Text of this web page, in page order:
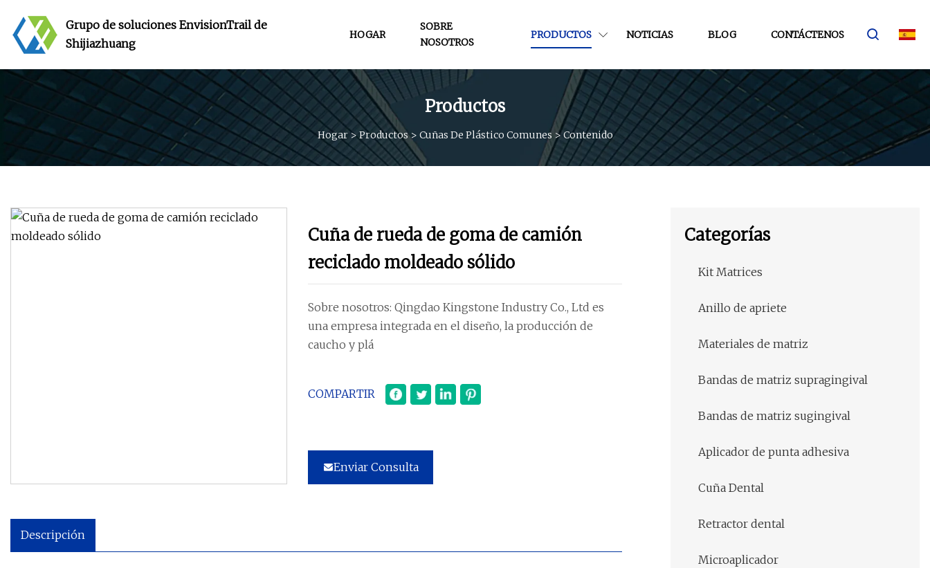
Grupo de soluciones EnvisionTrail de
Shijiazhuang
HOGAR
SOBRE
NOSOTROS
PRODUCTOS NOTICIAS BLOG CONTÁCTENOS
Productos
Hogar>Productos> Cuñas De Plástico Comunes >Contenido
Cuña de rueda de goma de camión
reciclado moldeado sólido
Sobre nosotros: Qingdao Kingstone Industry Co., Ltd es
una empresa integrada en el diseño, la producción de
caucho y plá
COMPARTIR
Enviar Consulta
Descripción
Categorías
Kit Matrices
Anillo de apriete
Materiales de matriz
Bandas de matriz supragingival
Bandas de matriz sugingival
Aplicador de punta adhesiva
Cuña Dental
Retractor dental
Microaplicador